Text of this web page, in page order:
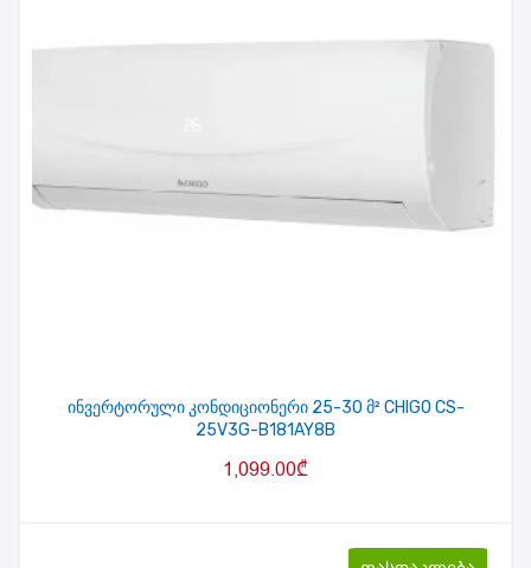
ინვერტორული კონდიციონერი 25-30 მ² CHIGO CS-
25V3G-B181AY8B
1,099.00₾